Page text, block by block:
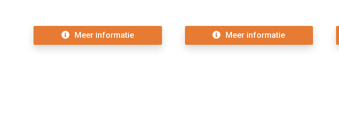
Meer informatie Meer informatie